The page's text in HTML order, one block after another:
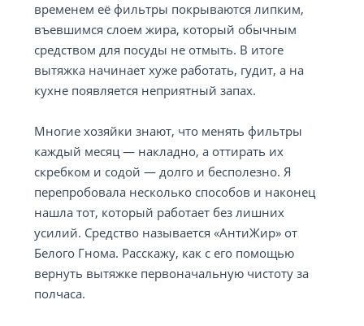
временем её фильтры покрываются липким,
въевшимся слоем жира, который обычным
средством для посуды не отмыть. В итоге
вытяжка начинает хуже работать, гудит, а на
кухне появляется неприятный запах.
Многие хозяйки знают, что менять фильтры
каждый месяц — накладно, а оттирать их
скребком и содой — долго и бесполезно. Я
перепробовала несколько способов и наконец
нашла тот, который работает без лишних
усилий. Средство называется «АнтиЖир» от
Белого Гнома. Расскажу, как с его помощью
вернуть вытяжке первоначальную чистоту за
полчаса.